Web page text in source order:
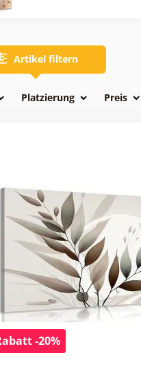
Artikel filtern
Platzierung Preis
-20%